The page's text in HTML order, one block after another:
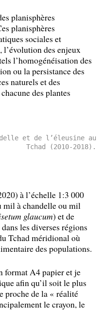
planisphères
planisphères
sociales et
des enjeux
l’homogénéisation des
ou la persistance des
naturels et des
des plantes
et de l’éleusine au
Tchad (2010-2018).
à l’échelle 1:3 000
mil à chandelle ou mil
glaucum) et de
les diverses régions
Tchad méridional où
des populations.
format A4 papier et je
afin qu’il soit le plus
proche de la « réalité
le crayon, le